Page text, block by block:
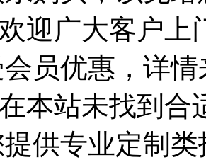
迎广大客户
员优惠，详
本站未找到
供专业定制类